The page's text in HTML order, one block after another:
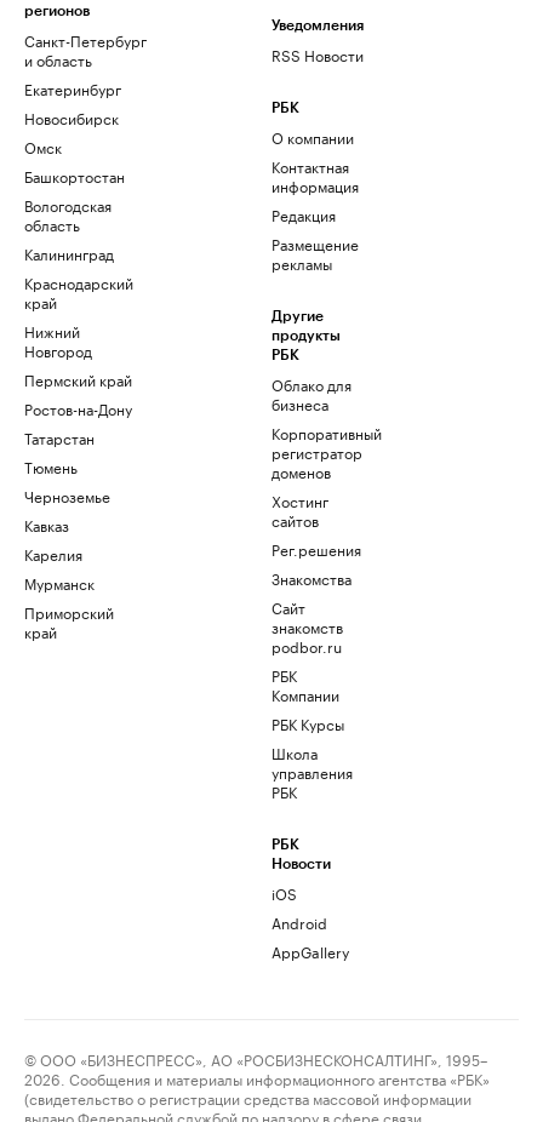
регионов
Санкт-Петербург
и область
Екатеринбург
Новосибирск
Омск
Башкортостан
Вологодская
область
Калининград
Краснодарский
край
Нижний
Новгород
Пермский край
Ростов-на-Дону
Татарстан
Тюмень
Черноземье
Кавказ
Карелия
Мурманск
Приморский
край
Уведомления
RSS Новости
РБК
О компании
Контактная
информация
Редакция
Размещение
рекламы
Другие
продукты
РБК
Облако для
бизнеса
Корпоративный
регистратор
доменов
Хостинг
сайтов
Рег.решения
Знакомства
Сайт
знакомств
podbor.ru
РБК
Компании
РБК Курсы
Школа
управления
РБК
РБК
Новости
iOS
Android
AppGallery
© ООО «БИЗНЕСПРЕСС», АО «РОСБИЗНЕСКОНСАЛТИНГ», 1995–
2026. Сообщения и материалы информационного агентства «РБК»
(свидетельство о регистрации средства массовой информации
выдано Федеральной службой по надзору в сфере связи,